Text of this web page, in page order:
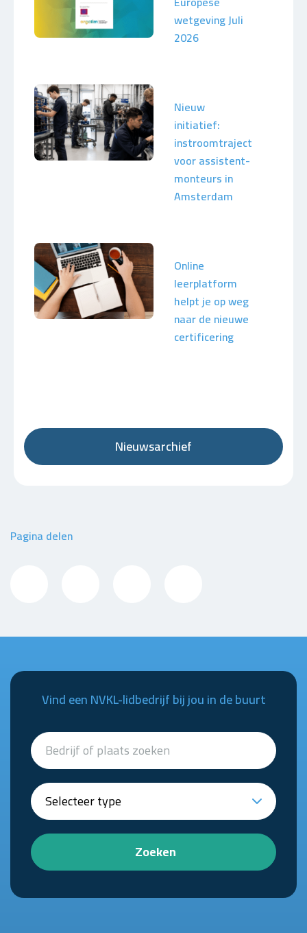
wetgeving Juli
2026
Nieuw
initiatief:
instroomtraject
voor assistent-
monteurs in
Amsterdam
Online
leerplatform
helpt je op weg
naar de nieuwe
certificering
Nieuwsarchief
Pagina delen
Vind een NVKL-lidbedrijf bij jou in de buurt
Zoeken